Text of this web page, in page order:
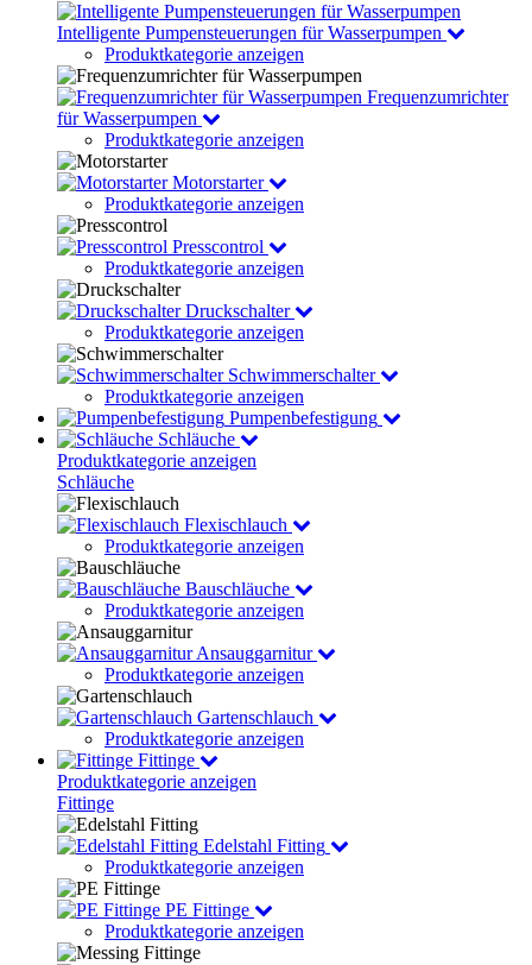
Intelligente Pumpensteuerungen für Wasserpumpen
Produktkategorie anzeigen
Frequenzumrichter
für Wasserpumpen
Produktkategorie anzeigen
Motorstarter
Produktkategorie anzeigen
Presscontrol
Produktkategorie anzeigen
Druckschalter
Produktkategorie anzeigen
Schwimmerschalter
Produktkategorie anzeigen
Pumpenbefestigung
Schläuche
Produktkategorie anzeigen
Schläuche
Flexischlauch
Produktkategorie anzeigen
Bauschläuche
Produktkategorie anzeigen
Ansauggarnitur
Produktkategorie anzeigen
Gartenschlauch
Produktkategorie anzeigen
Fittinge
Produktkategorie anzeigen
Fittinge
Edelstahl Fitting
Produktkategorie anzeigen
PE Fittinge
Produktkategorie anzeigen